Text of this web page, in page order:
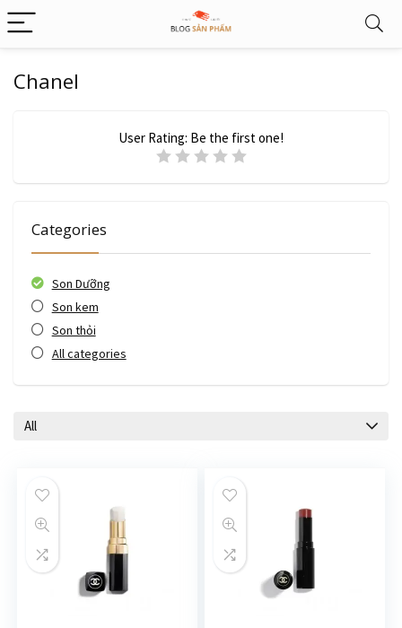
Chanel
User Rating: Be the first one!
Categories
Son Dưỡng
Son kem
Son thỏi
All categories
All